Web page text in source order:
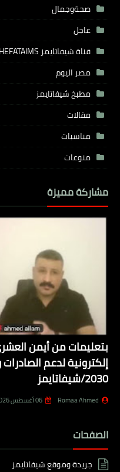
صحةوجمال
عاجل
قناة شيفاتايمز TV / SHEFATAIMS
مصر اليوم
مطبخ شيفاتايمز
مقالات
مناسبات
منوعات
مشاركة مميزة
بتعليمات من أيمن
إلكترونية لدعم
2030/شيفاتايمز
Romaa Ahmed 06 أغسطس 2026
الصفحات
جريدة وموقع شيفاتايمز